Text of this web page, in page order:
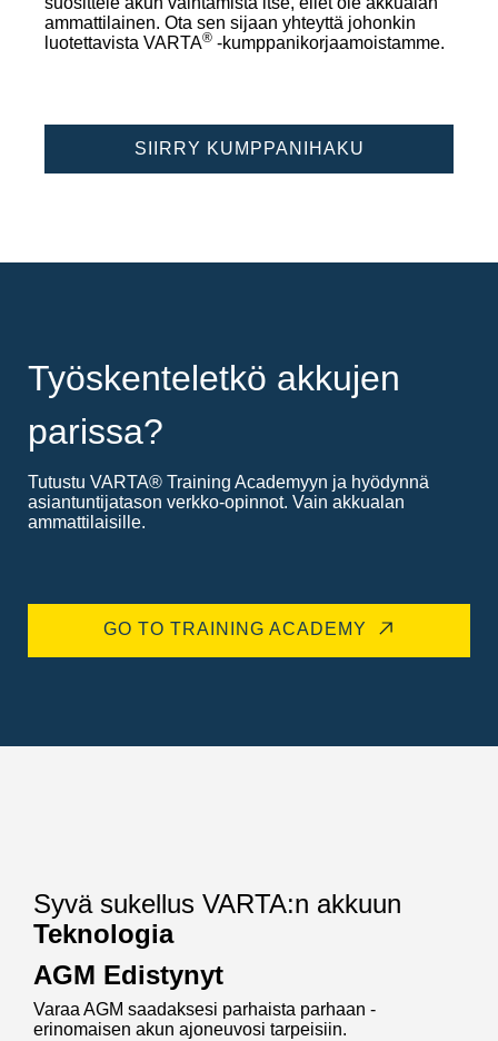
ammattilainen. Ota sen sijaan yhteyttä johonkin
luotettavista VARTA® -kumppanikorjaamoistamme.
SIIRRY KUMPPANIHAKU
Työskenteletkö akkujen
parissa?
Tutustu VARTA® Training Academyyn ja hyödynnä
asiantuntijatason verkko-opinnot. Vain akkualan
ammattilaisille.
GO TO TRAINING ACADEMY
Syvä sukellus VARTA:n akkuun
Teknologia
AGM Edistynyt
Varaa AGM saadaksesi parhaista parhaan -
erinomaisen akun ajoneuvosi tarpeisiin.